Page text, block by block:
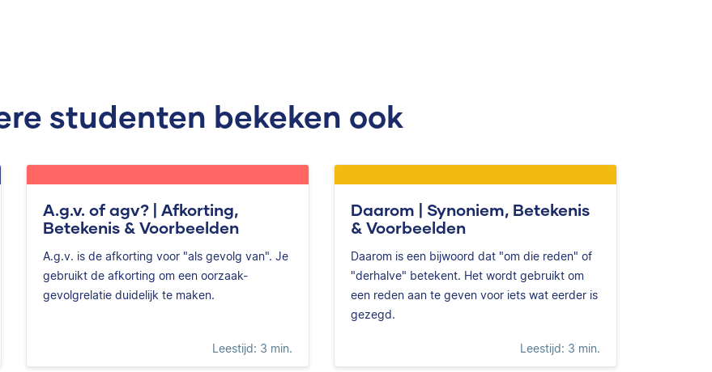
studenten bekeken ook
A.g.v. of agv? | Afkorting,
Betekenis & Voorbeelden
A.g.v. is de afkorting voor "als gevolg van". Je
gebruikt de afkorting om een oorzaak-
gevolgrelatie duidelijk te maken.
Leestijd: 3 min.
Daarom | Synoniem, Betekenis
& Voorbeelden
Daarom is een bijwoord dat "om die reden" of
"derhalve" betekent. Het wordt gebruikt om
een reden aan te geven voor iets wat eerder is
gezegd.
Leestijd: 3 min.